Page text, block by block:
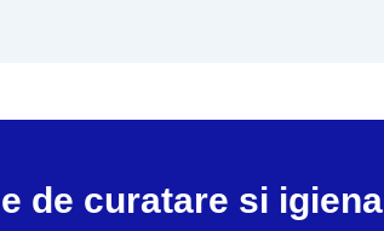
de curatare si igiena